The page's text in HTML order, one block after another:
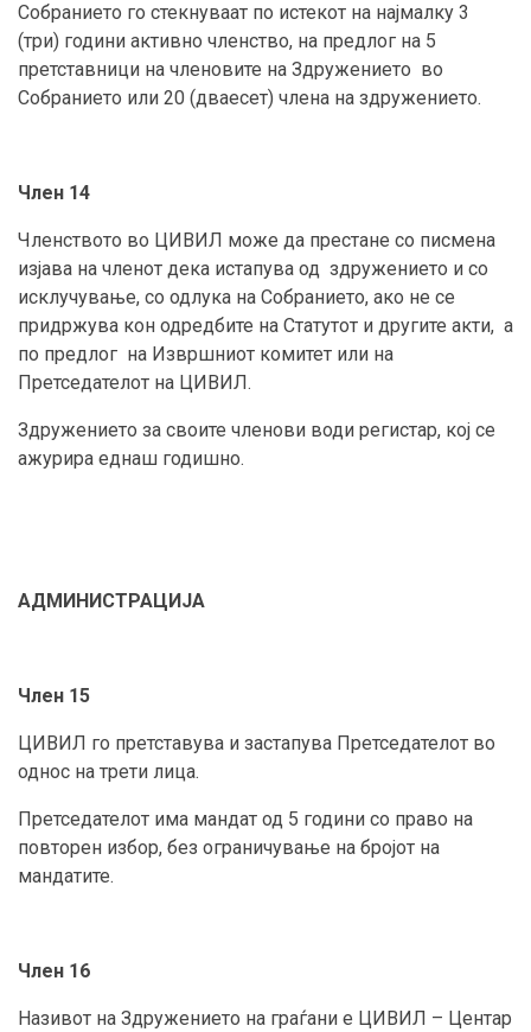
Собранието го стекнуваат по истекот на најмалку 3
(три) години активно членство, на предлог на 5
претставници на членовите на Здружението во
Собранието или 20 (дваесет) члена на здружението.
Член 14
Членството во ЦИВИЛ може да престане со писмена
изјава на членот дека истапува од здружението и со
исклучување, со одлука на Собранието, ако не се
придржува кон одредбите на Статутот и другите акти, а
по предлог на Извршниот комитет или на
Претседателот на ЦИВИЛ.
Здружението за своите членови води регистар, кој се
ажурира еднаш годишно.
АДМИНИСТРАЦИЈА
Член 15
ЦИВИЛ го претставува и застапува Претседателот во
однос на трети лица.
Претседателот има мандат од 5 години со право на
повторен избор, без ограничување на бројот на
мандатите.
Член 16
Називот на Здружението на граѓани е ЦИВИЛ – Центар